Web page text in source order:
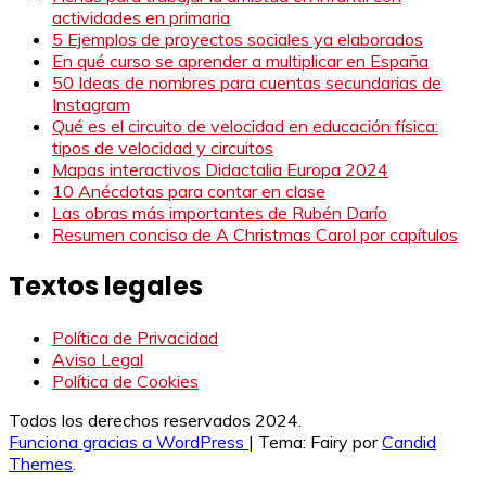
actividades en primaria
5 Ejemplos de proyectos sociales ya elaborados
En qué curso se aprender a multiplicar en España
50 Ideas de nombres para cuentas secundarias de
Instagram
Qué es el circuito de velocidad en educación física:
tipos de velocidad y circuitos
Mapas interactivos Didactalia Europa 2024
10 Anécdotas para contar en clase
Las obras más importantes de Rubén Darío
Resumen conciso de A Christmas Carol por capítulos
Textos legales
Política de Privacidad
Aviso Legal
Política de Cookies
Todos los derechos reservados 2024.
Funciona gracias a WordPress | Tema: Fairy porCandid
Themes.